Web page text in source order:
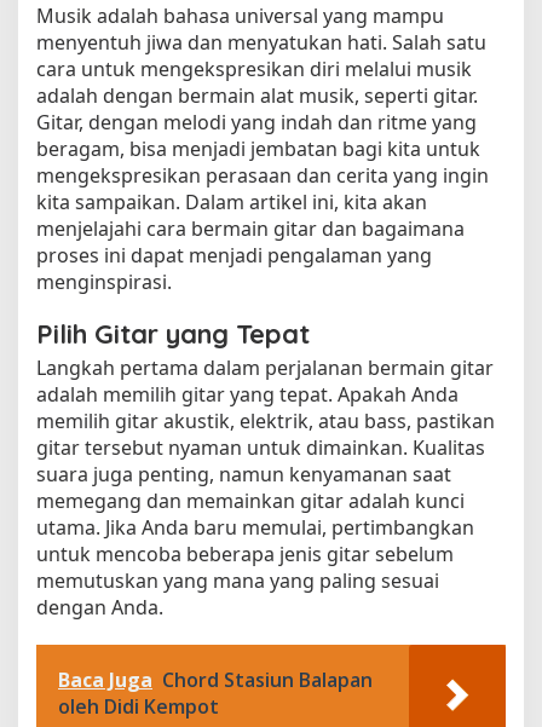
Musik adalah bahasa universal yang mampu
menyentuh jiwa dan menyatukan hati. Salah satu
cara untuk mengekspresikan diri melalui musik
adalah dengan bermain alat musik, seperti gitar.
Gitar, dengan melodi yang indah dan ritme yang
beragam, bisa menjadi jembatan bagi kita untuk
mengekspresikan perasaan dan cerita yang ingin
kita sampaikan. Dalam artikel ini, kita akan
menjelajahi cara bermain gitar dan bagaimana
proses ini dapat menjadi pengalaman yang
menginspirasi.
Pilih Gitar yang Tepat
Langkah pertama dalam perjalanan bermain gitar
adalah memilih gitar yang tepat. Apakah Anda
memilih gitar akustik, elektrik, atau bass, pastikan
gitar tersebut nyaman untuk dimainkan. Kualitas
suara juga penting, namun kenyamanan saat
memegang dan memainkan gitar adalah kunci
utama. Jika Anda baru memulai, pertimbangkan
untuk mencoba beberapa jenis gitar sebelum
memutuskan yang mana yang paling sesuai
dengan Anda.
Baca Juga Chord Stasiun Balapan
oleh Didi Kempot